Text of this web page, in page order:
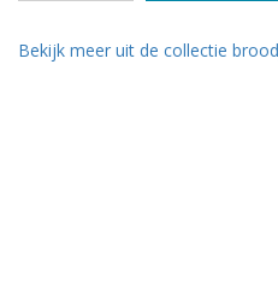
Bekijk meer uit de collectie